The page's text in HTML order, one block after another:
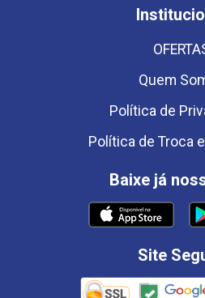
Quem
Política de
Política de Troca
Baixe já
Site